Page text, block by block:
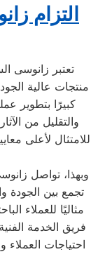
التزام
تعتبر زانوسى
منتجات عالية
كبيرًا بتطوير
والتقليل من
للامتثال لأعلى
وبهذا، تواصل
تجمع بين الجودة
مثاليًا للعملاء
فريق الخدمة
احتياجات